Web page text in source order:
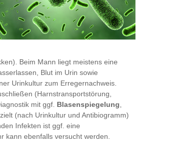
Beim Mann liegt meistens eine
Blut im Urin sowie
Urinkultur zum Erregernachweis.
(Harnstransportstörung,
mit ggf. Blasenspiegelung
(nach Urinkultur und Antibiogramm)
Infekten ist ggf. eine
kann ebenfalls versucht werden.